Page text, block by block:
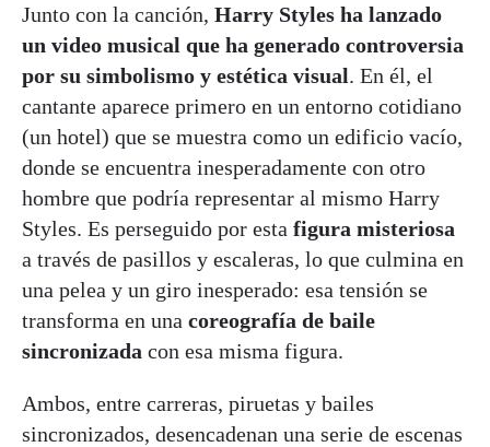
Junto con la canción, Harry Styles ha lanzado
un video musical que ha generado controversia
por su simbolismo y estética visual. En él, el
cantante aparece primero en un entorno cotidiano
(un hotel) que se muestra como un edificio vacío,
donde se encuentra inesperadamente con otro
hombre que podría representar al mismo Harry
Styles. Es perseguido por esta figura misteriosa
a través de pasillos y escaleras, lo que culmina en
una pelea y un giro inesperado: esa tensión se
transforma en una coreografía de baile
sincronizada con esa misma figura.
Ambos, entre carreras, piruetas y bailes
sincronizados, desencadenan una serie de escenas